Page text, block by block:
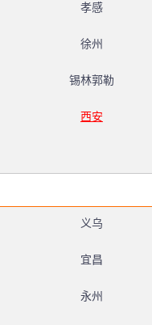
孝感
徐州
锡林郭勒
西安
义乌
宜昌
永州